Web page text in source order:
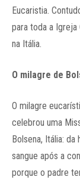
Eucaristia.
para toda a
na Itália.
O milagre de
O milagre
celebrou uma
Bolsena, Itália:
sangue após a
porque o padre